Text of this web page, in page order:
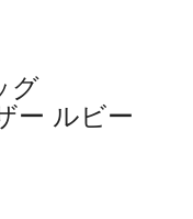
グ
ー ルビー